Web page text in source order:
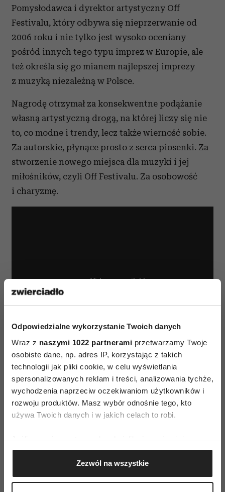
Odpowiedzialne wykorzystanie Twoich danych
Wraz z naszymi 1022 partnerami przetwarzamy Twoje
osobiste dane, np. adres IP, korzystając z takich
technologii jak pliki cookie, w celu wyświetlania
spersonalizowanych reklam i treści, analizowania tychże,
wychodzenia naprzeciw oczekiwaniom użytkowników i
rozwoju produktów. Masz wybór odnośnie tego, kto
używa Twoich danych i w jakich celach to robi.
Jeśli wyrazisz na to zgodę, chcielibyśmy również:
Gromadzić dane dotyczące Twojej lokalizacji
geograficznej z dokładnością nawet do kilku metrów
Identyfikować Twoje urządzenie, aktywnie
Zezwól na wszystkie
Pomysłodawca i dyrektor artystyczny Off
Festivalu, który odbywa się nieprzerwanie od
2006 roku i nie tylko jest wysoko oceniany
pośród innych tego typu imprez w Europie, ale
też określa się go mianem najlepszej imprezy
z muzyką niezależną w Polsce.
Nagrodę otrzymał za konsekwentne podążanie
własną artystyczną drogą, na której liczy się nie
to, co modne i trendy, lecz także wierność sobie.
Za autorskie, płynące prosto z serca piosenki. Za
stworzenie nowego miejsca dla muzyki i jej
miłośników, czyli Off Festivalu. Za osobowość
i charyzmę.